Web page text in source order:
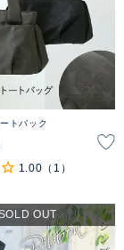
トバック
1.00 （1）
OUT